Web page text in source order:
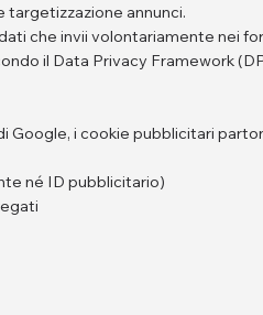
annunci.
che invii volontariamente nei
il Data Privacy Framework
Google, i cookie pubblicitari
né ID pubblicitario)